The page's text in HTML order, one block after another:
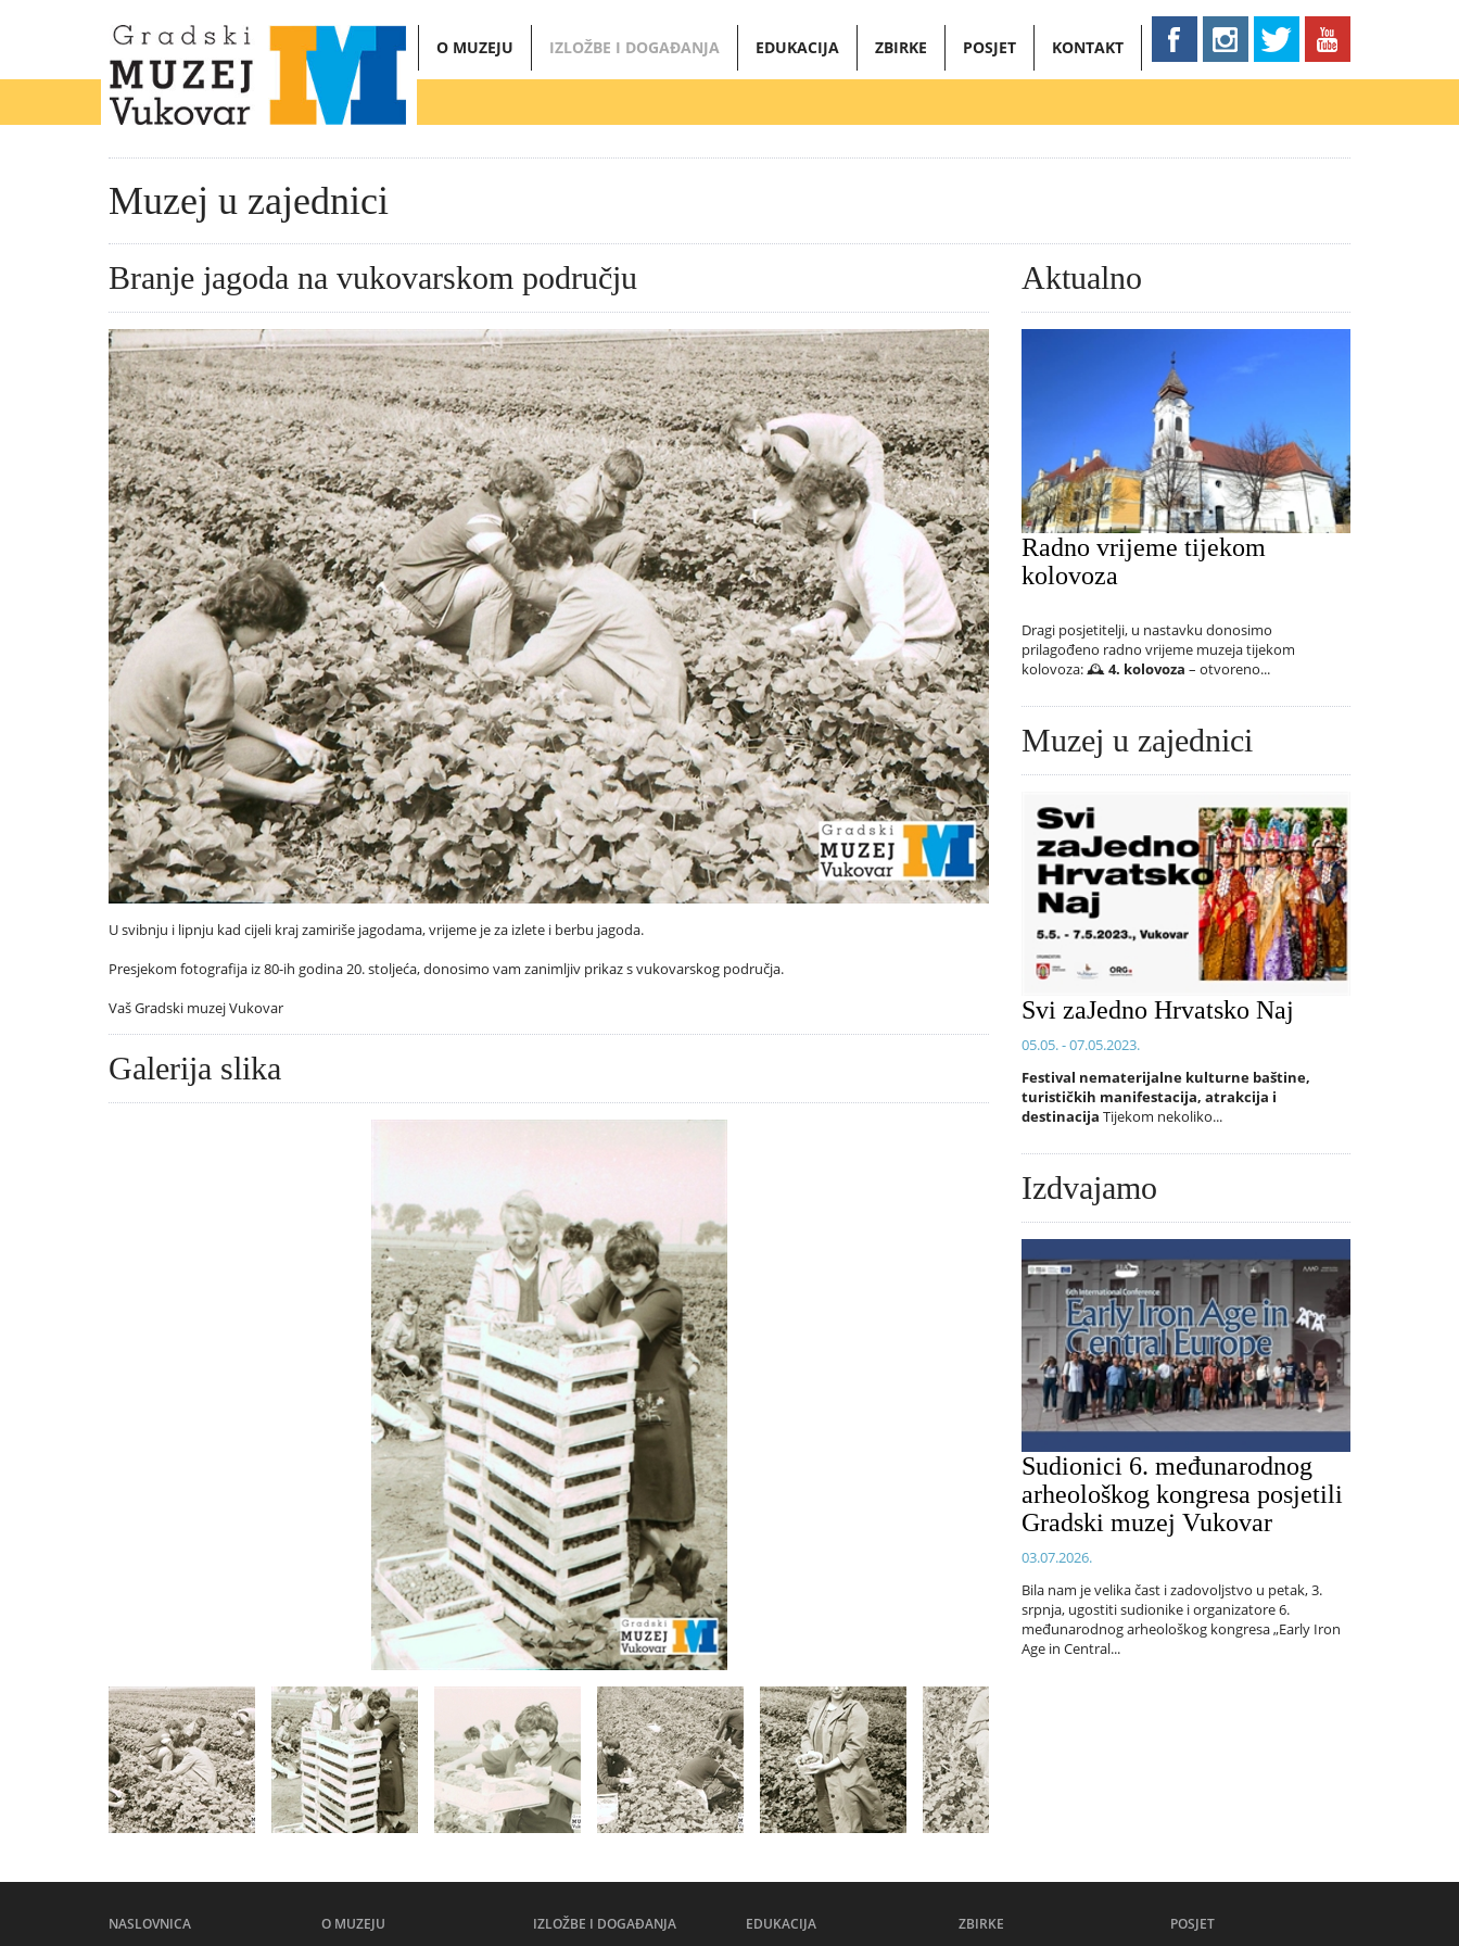
O MUZEJU IZLOŽBE I DOGAĐANJA EDUKACIJA ZBIRKE POSJET KONTAKT
Muzej u zajednici
Branje jagoda na vukovarskom području
U svibnju i lipnju kad cijeli kraj zamiriše jagodama, vrijeme je za izlete i berbu jagoda.
Presjekom fotografija iz 80-ih godina 20. stoljeća, donosimo vam zanimljiv prikaz s vukovarskog područja.
Vaš Gradski muzej Vukovar
Galerija slika
Aktualno
Radno vrijeme tijekom
kolovoza
Dragi posjetitelji, u nastavku donosimo
prilagođeno radno vrijeme muzeja tijekom
kolovoza: 🕰️4. kolovoza – otvoreno...
Muzej u zajednici
Svi zaJedno Hrvatsko Naj
05.05. - 07.05.2023.
Festival nematerijalne kulturne baštine,
turističkih manifestacija, atrakcija i
destinacija Tijekom nekoliko...
Izdvajamo
Sudionici 6. međunarodnog
arheološkog kongresa posjetili
Gradski muzej Vukovar
03.07.2026.
Bila nam je velika čast i zadovoljstvo u petak, 3.
srpnja, ugostiti sudionike i organizatore 6.
međunarodnog arheološkog kongresa „Early Iron
Age in Central...
NASLOVNICA O MUZEJU IZLOŽBE I DOGAĐANJA EDUKACIJA ZBIRKE POSJET